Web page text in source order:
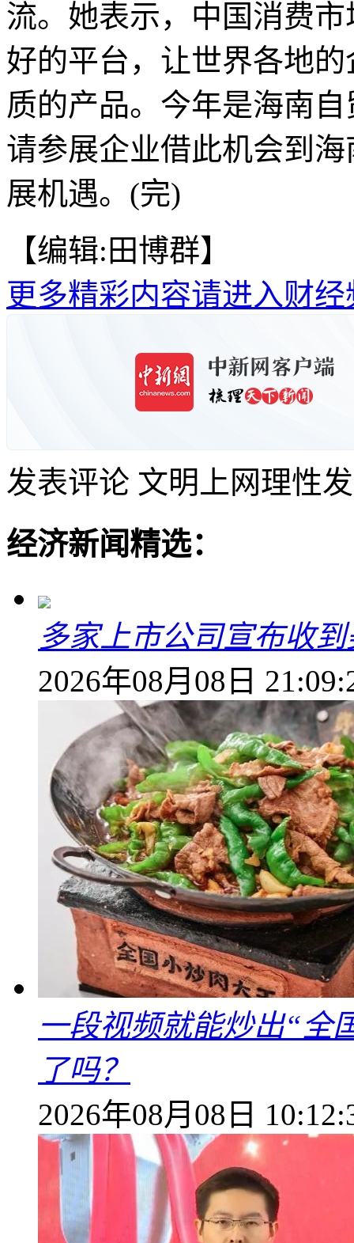
流。她表示，中国消费
好的平台，让世界各地
质的产品。今年是海南
请参展企业借此机会到
展机遇。(完)
【编辑:田博群】
更多精彩内容请进入财经
发表评论 文明上网理性
经济新闻精选：
多家上市公司宣布收
2026年08月08日
一段视频就能炒出“全
了吗？
2026年08月08日